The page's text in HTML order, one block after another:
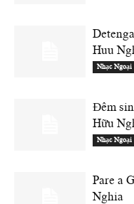
Huu
Nhạc Ngoại
Đêm
Hữu
Nhạc Ngoại
Pare a
Nghia